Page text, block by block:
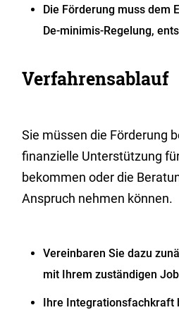
Die Förderung muss dem
De-minimis-Regelung,
Verfahrensablauf
Sie müssen die Förderung
finanzielle Unterstützung
bekommen oder die
Anspruch nehmen können.
Vereinbaren Sie dazu
mit Ihrem zuständigen
Ihre Integrationsfachkraft